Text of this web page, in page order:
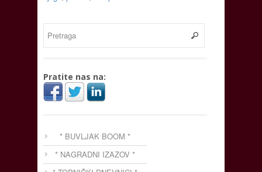
Pratite nas na:
* BUVLJAK BOOM *
* NAGRADNI IZAZOV *